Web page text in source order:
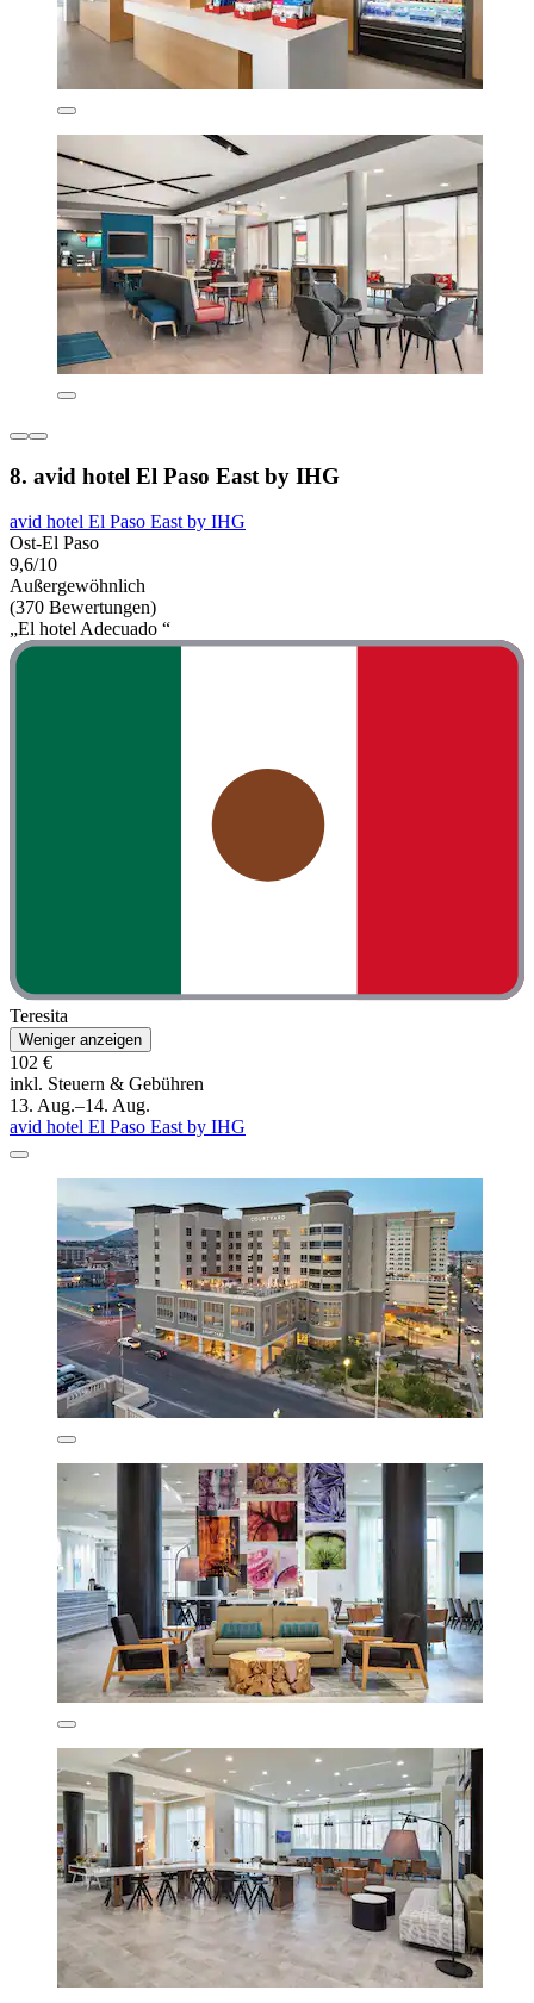
8. avid hotel El Paso East by IHG
avid hotel El Paso East by IHG
Ost-El Paso
9,6/10
Außergewöhnlich
(370 Bewertungen)
„El hotel Adecuado “
Teresita
Weniger anzeigen
102 €
inkl. Steuern & Gebühren
13. Aug.–14. Aug.
avid hotel El Paso East by IHG